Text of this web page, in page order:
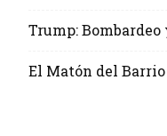
Trump: Bombardeo
El Matón del Barrio